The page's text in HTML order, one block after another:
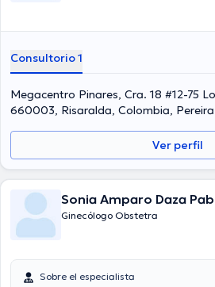
Consultorio 1
Megacentro Pinares, Cra. 18 #12-75
660003, Risaralda, Colombia, Pereira
Ver perfil
Sonia Amparo Daza
Ginecólogo Obstetra
Sobre el especialista